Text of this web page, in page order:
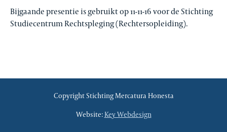
Bijgaande presentie is gebruikt op 11-11-16 voor de Stichting
Studiecentrum Rechtspleging (Rechtersopleiding).
Copyright Stichting Mercatura Honesta
Website: Key Webdesign